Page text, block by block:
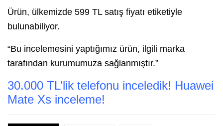
Ürün, ülkemizde 599 TL satış fiyatı etiketiyle
bulunabiliyor.
“Bu incelemesini yaptığımız ürün, ilgili marka
tarafından kurumumuza sağlanmıştır.”
30.000 TL’lik telefonu inceledik! Huawei
Mate Xs inceleme!